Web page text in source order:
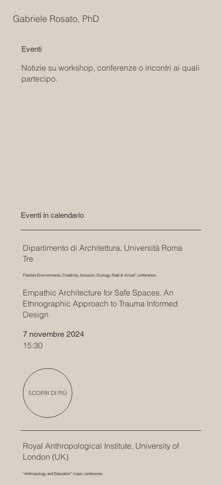
Gabriele Rosato, PhD
Eventi
Notizie su workshop, conferenze o incontri ai quali
partecipo.
Eventi in calendario
Dipartimento di Architettura, Università Roma
Tre
Flexible Environments. Creativity, Inclusion, Ecology, Real & Virtual” conference
Empathic Architecture for Safe Spaces. An
Ethnographic Approach to Trauma Informed
Design
7 novembre 2024
15:30
SCOPRI DI PIÙ
Royal Anthropological Institute, University of
London (UK)
“Anthropology and Education” major conference